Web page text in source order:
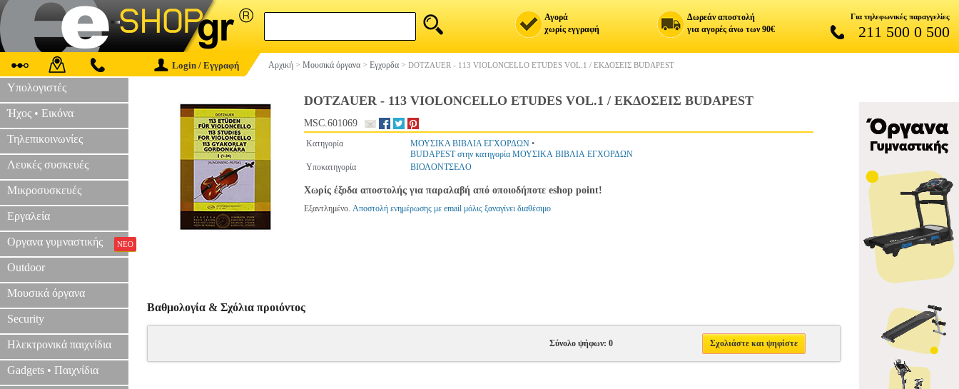
Αγορά
χωρίς εγγραφή
Δωρεάν αποστολή
για αγορές άνω των 90€
Για τηλεφωνικές παραγγελίες
211 500 0 500
Login / Εγγραφή Αρχική > Μουσικά όργανα > Εγχορδα > DOTZAUER - 113 VIOLONCELLO ETUDES VOL.1 / ΕΚΔΟΣΕΙΣ BUDAPEST
Υπολογιστές
Ήχος • Εικόνα
Τηλεπικοινωνίες
Λευκές συσκευές
Μικροσυσκευές
Εργαλεία
Οργανα γυμναστικής ΝΕΟ
Outdoor
Μουσικά όργανα
Security
Ηλεκτρονικά παιχνίδια
Gadgets • Παιχνίδια
DOTZAUER - 113 VIOLONCELLO ETUDES VOL.1 / ΕΚΔΟΣΕΙΣ BUDAPEST
MSC.601069
Κατηγορία ΜΟΥΣΙΚΑ ΒΙΒΛΙΑ ΕΓΧΟΡΔΩΝ •
BUDAPEST στην κατηγορία ΜΟΥΣΙΚΑ ΒΙΒΛΙΑ ΕΓΧΟΡΔΩΝ
Υποκατηγορία
ΒΙΟΛΟΝΤΣΕΛΟ
Χωρίς έξοδα αποστολής για παραλαβή από οποιοδήποτε eshop point!
Εξαντλημένο. Αποστολή ενημέρωσης με email μόλις ξαναγίνει διαθέσιμο
Βαθμολογία & Σχόλια προιόντος
Σύνολο ψήφων: 0 Σχολιάστε και ψηφίστε